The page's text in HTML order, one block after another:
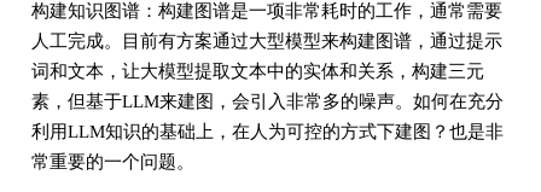
构建知识图谱：构建图谱是一项非常耗时的工作，通常需要
人工完成。目前有方案通过大型模型来构建图谱，通过提示
词和文本，让大模型提取文本中的实体和关系，构建三元
素，但基于LLM来建图，会引入非常多的噪声。如何在充分
利用LLM知识的基础上，在人为可控的方式下建图？也是非
常重要的一个问题。